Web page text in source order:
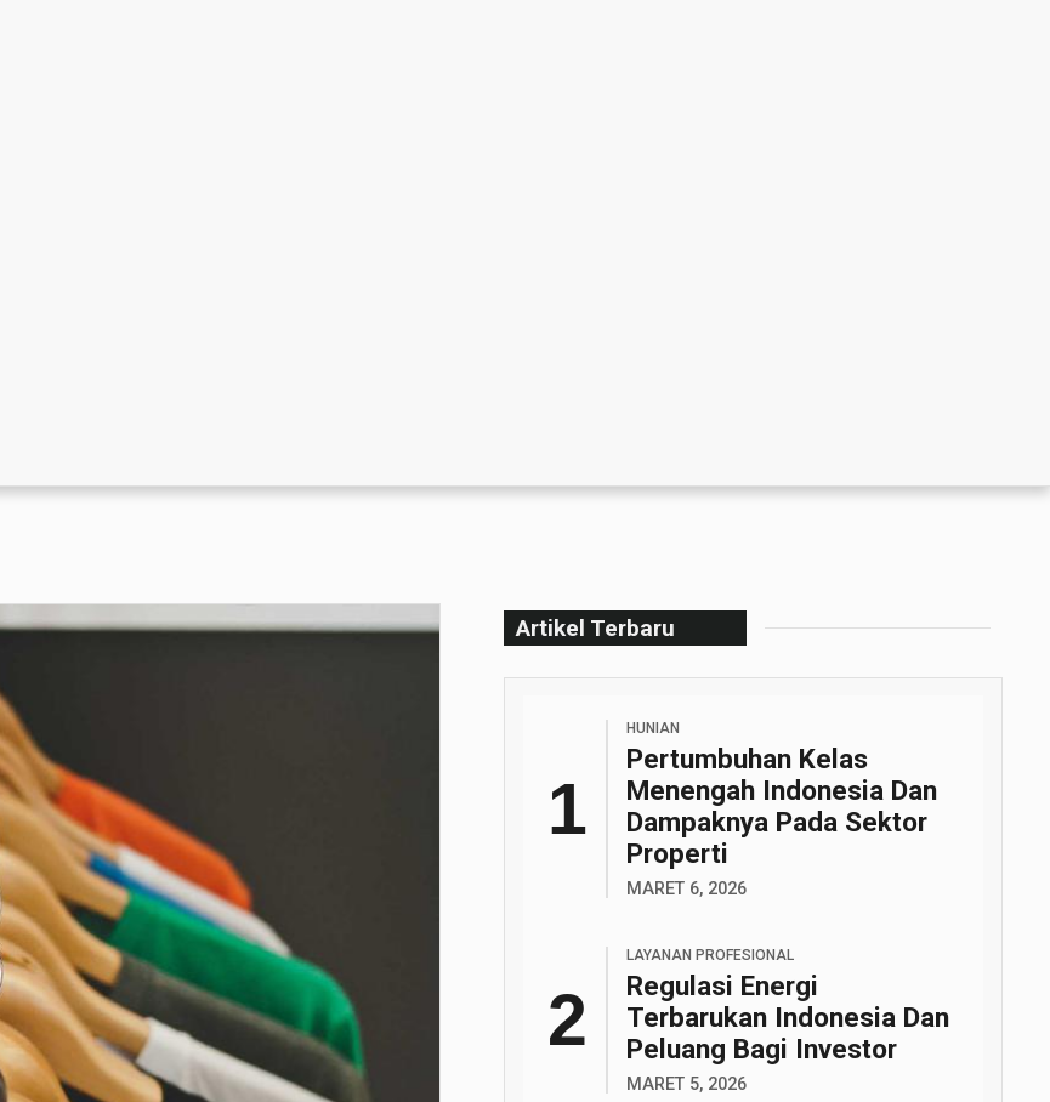
Artikel Terbaru
HUNIAN
Pertumbuhan Kelas
Menengah Indonesia Dan
Dampaknya Pada Sektor
Properti
MARET 6, 2026
LAYANAN PROFESIONAL
Regulasi Energi
Terbarukan Indonesia Dan
Peluang Bagi Investor
MARET 5, 2026